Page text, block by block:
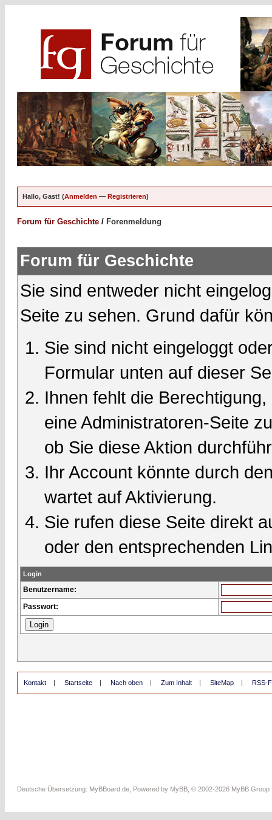
Hallo, Gast! (Anmelden — Registrieren)
Forum für Geschichte / Forenmeldung
Forum für Geschichte
Sie sind entweder nicht
Seite zu sehen. Grund dafür
Sie sind nicht eingeloggt
Formular unten auf dieser
Ihnen fehlt die
eine Administratoren-Seite
ob Sie diese Aktion
Ihr Account könnte durch
wartet auf Aktivierung.
Sie rufen diese Seite direkt
oder den entsprechenden
Login
Benutzername:
Passwort:
Kontakt | Startseite | Nach oben | Zum Inhalt | SiteMap | RSS-
Deutsche Übersetzung: MyBBoard.de , Powered by MyBB , © 2002-2026 MyBB Group